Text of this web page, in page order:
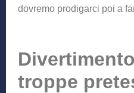
dovremo prodigarci poi a
troppe